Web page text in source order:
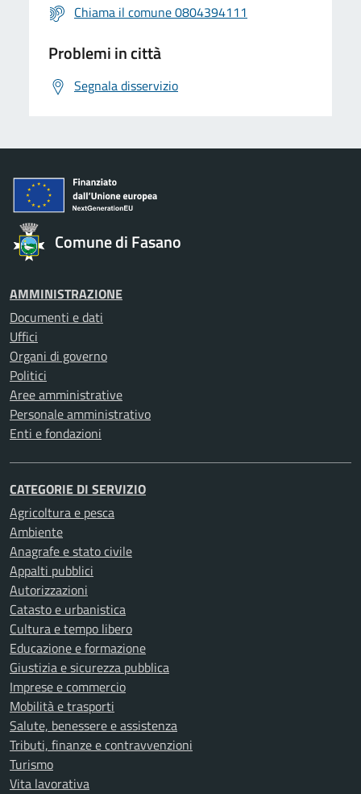
Chiama il comune 0804394111
Problemi in città
Segnala disservizio
Comune di Fasano
AMMINISTRAZIONE
Documenti e dati
Uffici
Organi di governo
Politici
Aree amministrative
Personale amministrativo
Enti e fondazioni
CATEGORIE DI SERVIZIO
Agricoltura e pesca
Ambiente
Anagrafe e stato civile
Appalti pubblici
Autorizzazioni
Catasto e urbanistica
Cultura e tempo libero
Educazione e formazione
Giustizia e sicurezza pubblica
Imprese e commercio
Mobilità e trasporti
Salute, benessere e assistenza
Tributi, finanze e contravvenzioni
Turismo
Vita lavorativa